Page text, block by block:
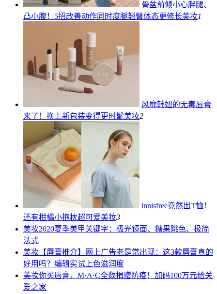
骨盆前倾小心胖腿、
凸小腹！5招改善动作同时瘦腿翘臀体态更修长美妆1
风靡韩妞的无毒唇膏
来了！换上新包装变得更时髦美妆2
innisfree竟然出T恤！
还有柑橘小抱枕超可爱美妆3
美妆2020夏季美甲关键字：极光镜面、糖果跳色、极简
法式
美妆 【唇膏推介】网上广告老是常出现：这3款唇膏真的
好用吗？编辑实试上色滋润度
美妆你买唇膏，M·A·C全数捐赠防疫！加码100万元给关
爱之家